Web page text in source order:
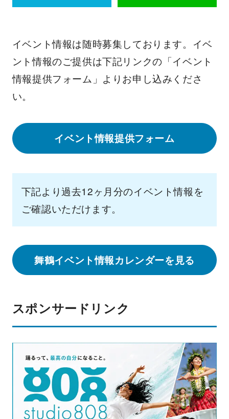
イベント情報は随時募集しております。イベ
ント情報のご提供は下記リンクの「イベント
情報提供フォーム」よりお申し込みくださ
い。
イベント情報提供フォーム
下記より過去12ヶ月分のイベント情報を
ご確認いただけます。
舞鶴イベント情報カレンダーを見る
スポンサードリンク